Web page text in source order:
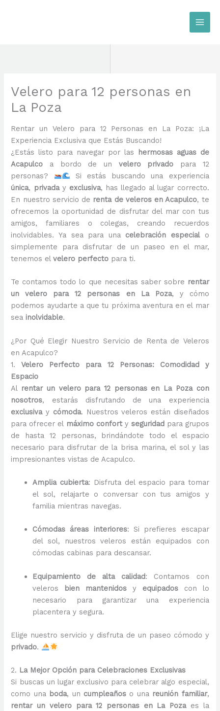
Velero para 12 personas en
La Poza
Rentar un Velero para 12 Personas en La Poza: ¡La
Experiencia Exclusiva que Estás Buscando!
¿Estás listo para navegar por las
hermosas aguas de
Acapulco a bordo de un velero privado para 12
personas?
Si estás buscando una experiencia
única, privaday exclusiva, has llegado al lugar correcto.
En nuestro servicio de renta de veleros en Acapulco, te
ofrecemos la oportunidad de disfrutar del mar con tus
amigos, familiares o colegas, creando recuerdos
inolvidables. Ya sea para una celebración especialo
simplemente para disfrutar de un paseo en el mar,
tenemos elvelero perfecto para ti.
Te contamos todo lo que necesitas saber sobre rentar
un velero para 12 personas en La Poza, y cómo
podemos ayudarte a que tu próxima aventura en el mar
sea inolvidable.
¿Por Qué Elegir Nuestro Servicio de Renta de Veleros
en Acapulco?
1.Velero Perfecto para 12 Personas: Comodidad y
Espacio
Al rentar un velero para 12 personas en La Poza con
nosotros, estarás disfrutando de una experiencia
exclusivay cómoda. Nuestros veleros están diseñados
para ofrecer el máximo conforty seguridadpara grupos
de hasta 12 personas, brindándote todo el espacio
necesario para disfrutar de la brisa marina, el sol y las
impresionantes vistas de Acapulco.
Amplia cubierta: Disfruta del espacio para tomar
el sol, relajarte o conversar con tus amigos y
familia mientras navegas.
Cómodas áreas interiores: Si prefieres escapar
del sol, nuestros veleros están equipados con
cómodas cabinas para descansar.
Equipamiento de alta calidad: Contamos con
veleros
bien mantenidos y equipadoscon lo
necesario para garantizar una experiencia
placentera y segura.
Elige nuestro servicio y disfruta de un paseo cómodo y
privado.
2. La Mejor Opción para Celebraciones Exclusivas
Si buscas un lugar exclusivo para celebrar algo especial,
como una boda, un cumpleaños o una reunión familiar,
rentar un velero para 12 personas en La Pozaes la